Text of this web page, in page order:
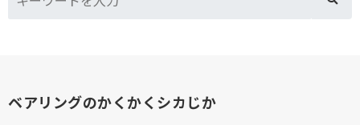
ベアリングのかくかくシカじか